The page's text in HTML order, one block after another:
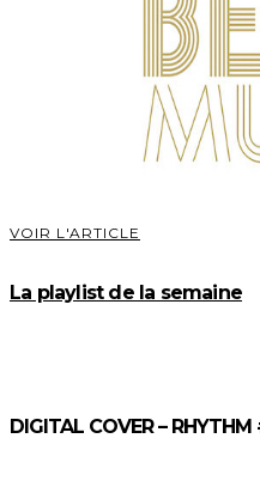
VOIR L'ARTICLE
La playlist de la semaine
DIGITAL COVER –